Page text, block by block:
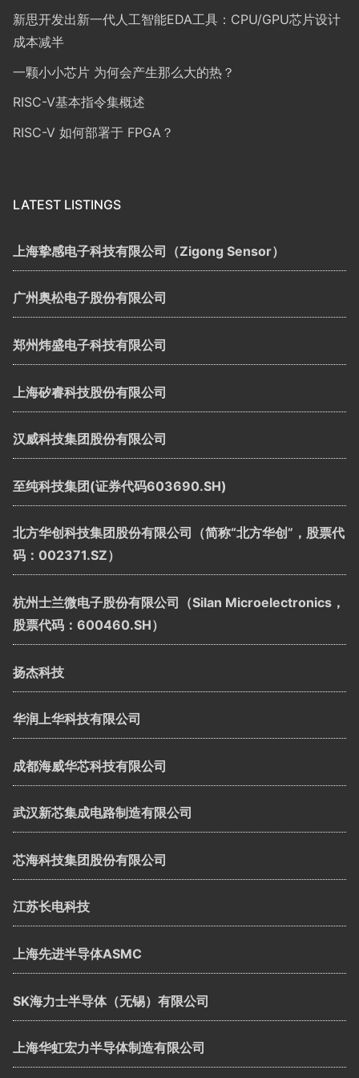
新思开发出新一代人工智能EDA工具：CPU/GPU芯片设计
成本减半
一颗小小芯片 为何会产生那么大的热？
RISC-V基本指令集概述
RISC-V 如何部署于 FPGA？
LATEST LISTINGS
上海挚感电子科技有限公司（Zigong Sensor）
广州奥松电子股份有限公司
郑州炜盛电子科技有限公司
上海矽睿科技股份有限公司
汉威科技集团股份有限公司
至纯科技集团(证券代码603690.SH)
北方华创科技集团股份有限公司（简称“北方华创”，股票代
码：002371.SZ）
杭州士兰微电子股份有限公司（Silan Microelectronics，
股票代码：600460.SH）
扬杰科技
华润上华科技有限公司
成都海威华芯科技有限公司
武汉新芯集成电路制造有限公司
芯海科技集团股份有限公司
江苏长电科技
上海先进半导体ASMC
SK海力士半导体（无锡）有限公司
上海华虹宏力半导体制造有限公司